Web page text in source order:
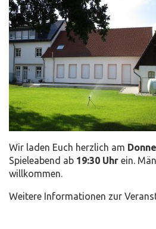
Wir laden Euch herzlich am
Spieleabend ab 19:30 Uhr ein.
willkommen.
Weitere Informationen zur